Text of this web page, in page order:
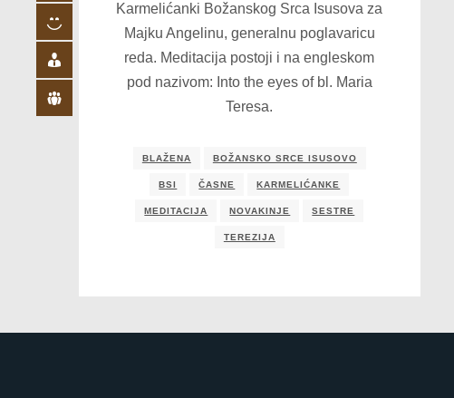
Karmelićanki Božanskog Srca Isusova za
Majku Angelinu, generalnu poglavaricu
reda. Meditacija postoji i na engleskom
pod nazivom: Into the eyes of bl. Maria
Teresa.
BLAŽENA BOŽANSKO SRCE ISUSOVO
BSI ČASNE KARMELIĆANKE
MEDITACIJA NOVAKINJE SESTRE
TEREZIJA